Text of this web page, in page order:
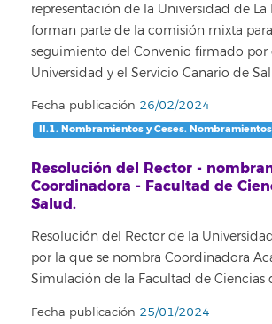
representación de la Universidad de La
forman parte de la comisión mixta para
seguimiento del Convenio firmado por
Universidad y el Servicio Canario de
Fecha publicación 26/02/2024
II.1. Nombramientos y Ceses. Nombramientos
Resolución del Rector -
Coordinadora - Facultad de
Salud.
Resolución del Rector de la
por la que se nombra Coordinadora
Simulación de la Facultad de Ciencias
Fecha publicación 25/01/2024